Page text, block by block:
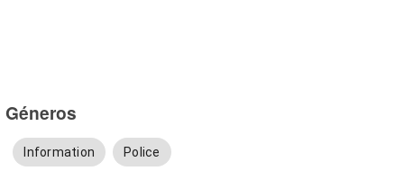
Géneros
Information Police